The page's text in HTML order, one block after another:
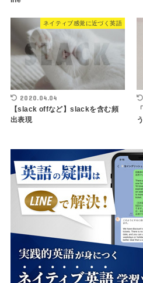
ネイティブ感覚に近づく英語
2020.04.04
【slack offなど】slackを含む頻
出表現